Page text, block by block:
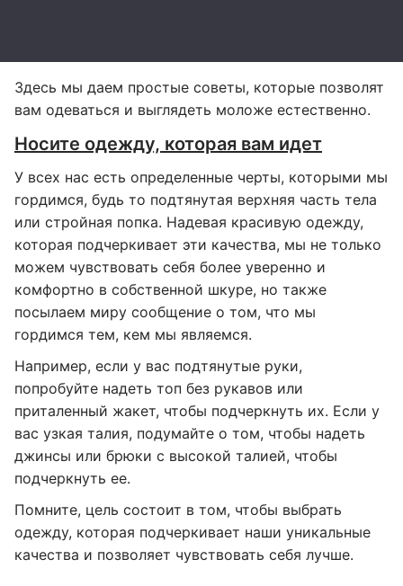
Здесь мы даем простые советы, которые позволят
вам одеваться и выглядеть моложе естественно.
Носите одежду, которая вам идет
У всех нас есть определенные черты, которыми мы
гордимся, будь то подтянутая верхняя часть тела
или стройная попка. Надевая красивую одежду,
которая подчеркивает эти качества, мы не только
можем чувствовать себя более уверенно и
комфортно в собственной шкуре, но также
посылаем миру сообщение о том, что мы
гордимся тем, кем мы являемся.
Например, если у вас подтянутые руки,
попробуйте надеть топ без рукавов или
приталенный жакет, чтобы подчеркнуть их. Если у
вас узкая талия, подумайте о том, чтобы надеть
джинсы или брюки с высокой талией, чтобы
подчеркнуть ее.
Помните, цель состоит в том, чтобы выбрать
одежду, которая подчеркивает наши уникальные
качества и позволяет чувствовать себя лучше.